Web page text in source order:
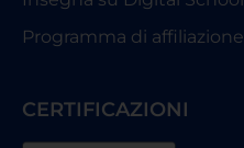
Programma di affiliazione
CERTIFICAZIONI